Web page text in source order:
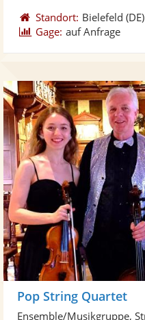
Standort: Bielefeld (DE)
Gage: auf Anfrage
Pop String Quartet